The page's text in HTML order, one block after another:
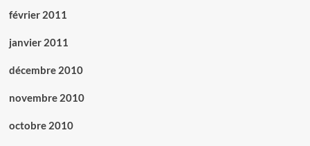
février 2011
janvier 2011
décembre 2010
novembre 2010
octobre 2010